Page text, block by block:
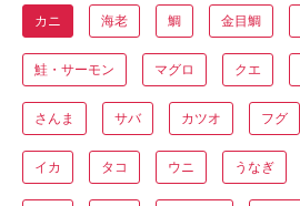
カニ 海老 鯛 金目鯛
鮭・サーモン マグロ クエ
さんま サバ カツオ フグ
イカ タコ ウニ うなぎ